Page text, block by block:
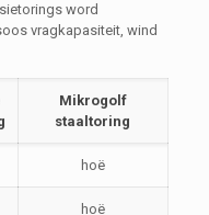
word
vragkapasiteit, wind
Mikrogolf
staaltoring
hoë
hoë